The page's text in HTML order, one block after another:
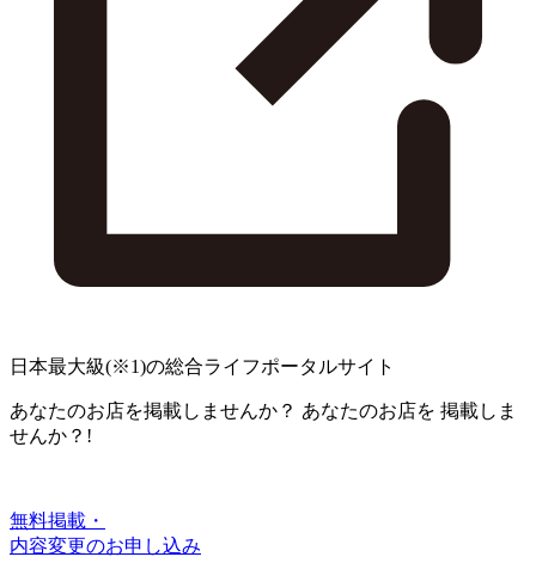
日本最大級(※1)の総合ライフポータルサイト
あなたのお店を掲載しませんか？ あなたのお店を 掲載しま
せんか？!
無料掲載・
内容変更のお申し込み